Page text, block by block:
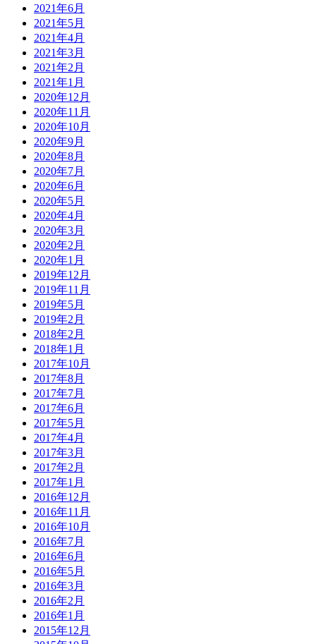
2021年6月
2021年5月
2021年4月
2021年3月
2021年2月
2021年1月
2020年12月
2020年11月
2020年10月
2020年9月
2020年8月
2020年7月
2020年6月
2020年5月
2020年4月
2020年3月
2020年2月
2020年1月
2019年12月
2019年11月
2019年5月
2019年2月
2018年2月
2018年1月
2017年10月
2017年8月
2017年7月
2017年6月
2017年5月
2017年4月
2017年3月
2017年2月
2017年1月
2016年12月
2016年11月
2016年10月
2016年7月
2016年6月
2016年5月
2016年3月
2016年2月
2016年1月
2015年12月